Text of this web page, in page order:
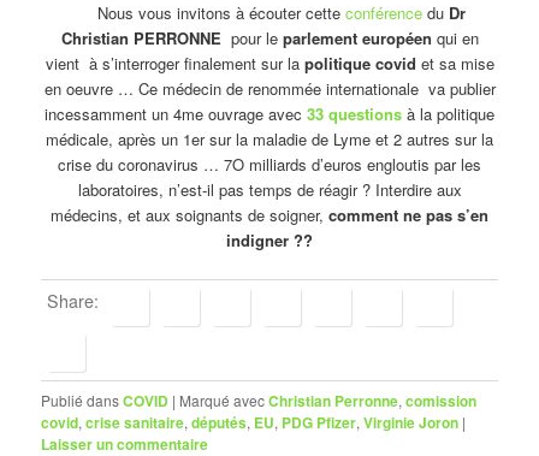
Nous vous invitons à écouter cette conférence du Dr
Christian PERRONNE pour le parlement européen qui en
vient à s’interroger finalement sur la politique covid et sa mise
en oeuvre … Ce médecin de renommée internationale va publier
incessamment un 4me ouvrage avec 33 questions à la politique
médicale, après un 1er sur la maladie de Lyme et 2 autres sur la
crise du coronavirus … 7O milliards d’euros engloutis par les
laboratoires, n’est-il pas temps de réagir ? Interdire aux
médecins, et aux soignants de soigner, comment ne pas s’en
indigner ??
Share:
Publié dansCOVID | Marqué avecChristian Perronne,comission
covid,crise sanitaire,députés, EU, PDG Pfizer,Virginie Joron |
Laisser un commentaire